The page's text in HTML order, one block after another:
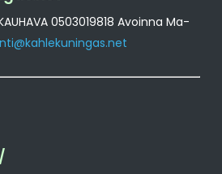
0503019818 Avoinna Ma-